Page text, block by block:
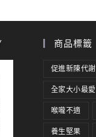
商品標籤
促進新陳代謝
全家大小最愛
喉嚨不適
養生堅果